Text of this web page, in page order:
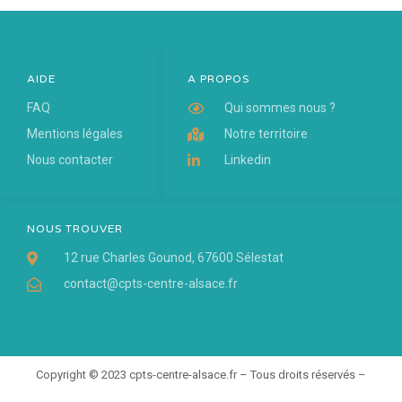
NOUS TROUVER
12 rue Charles Gounod, 67600 Sélestat
contact@cpts-centre-alsace.fr
A PROPOS
Qui sommes nous ?
Notre territoire
Linkedin
AIDE
FAQ
Mentions légales
Nous contacter
Copyright © 2023 cpts-centre-alsace.fr – Tous droits réservés –